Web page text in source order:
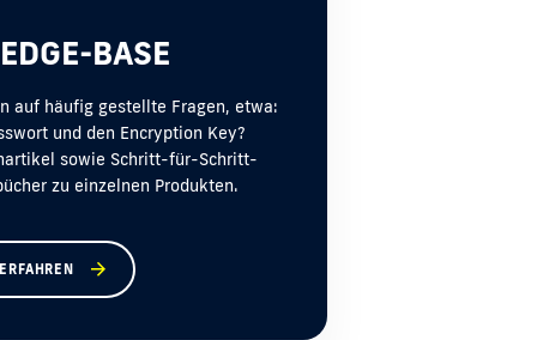
BASE
auf häufig gestellte Fragen, etwa:
und den Encryption Key?
sowie Schritt-für-Schritt-
zu einzelnen Produkten.